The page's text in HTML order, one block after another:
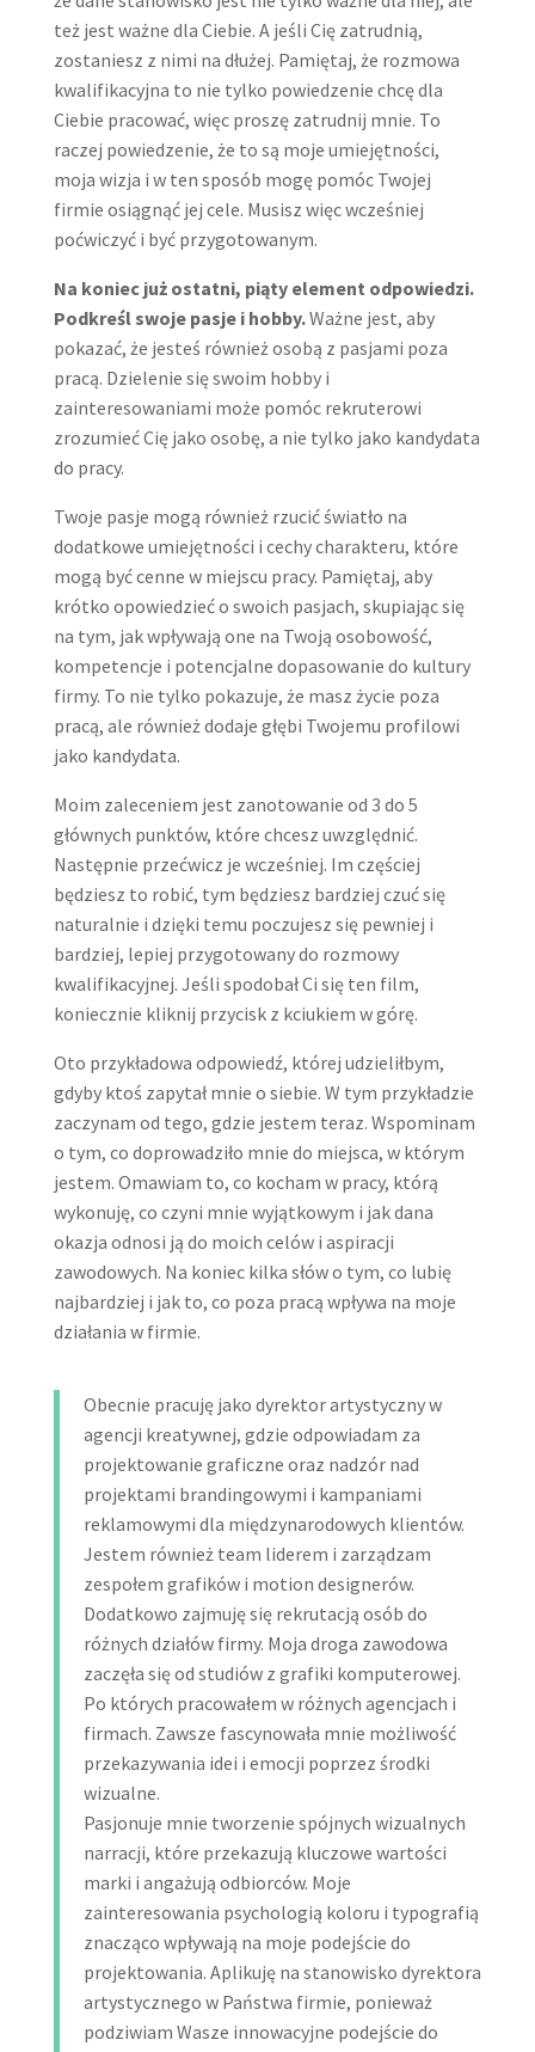
też jest ważne dla Ciebie. A jeśli Cię zatrudnią,
zostaniesz z nimi na dłużej. Pamiętaj, że rozmowa
kwalifikacyjna to nie tylko powiedzenie chcę dla
Ciebie pracować, więc proszę zatrudnij mnie. To
raczej powiedzenie, że to są moje umiejętności,
moja wizja i w ten sposób mogę pomóc Twojej
firmie osiągnąć jej cele. Musisz więc wcześniej
poćwiczyć i być przygotowanym.
Na koniec już ostatni, piąty element odpowiedzi.
Podkreśl swoje pasje i hobby.Ważne jest, aby
pokazać, że jesteś również osobą z pasjami poza
pracą. Dzielenie się swoim hobby i
zainteresowaniami może pomóc rekruterowi
zrozumieć Cię jako osobę, a nie tylko jako kandydata
do pracy.
Twoje pasje mogą również rzucić światło na
dodatkowe umiejętności i cechy charakteru, które
mogą być cenne w miejscu pracy. Pamiętaj, aby
krótko opowiedzieć o swoich pasjach, skupiając się
na tym, jak wpływają one na Twoją osobowość,
kompetencje i potencjalne dopasowanie do kultury
firmy. To nie tylko pokazuje, że masz życie poza
pracą, ale również dodaje głębi Twojemu profilowi
jako kandydata.
Moim zaleceniem jest zanotowanie od 3 do 5
głównych punktów, które chcesz uwzględnić.
Następnie przećwicz je wcześniej. Im częściej
będziesz to robić, tym będziesz bardziej czuć się
naturalnie i dzięki temu poczujesz się pewniej i
bardziej, lepiej przygotowany do rozmowy
kwalifikacyjnej. Jeśli spodobał Ci się ten film,
koniecznie kliknij przycisk z kciukiem w górę.
Oto przykładowa odpowiedź, której udzieliłbym,
gdyby ktoś zapytał mnie o siebie. W tym przykładzie
zaczynam od tego, gdzie jestem teraz. Wspominam
o tym, co doprowadziło mnie do miejsca, w którym
jestem. Omawiam to, co kocham w pracy, którą
wykonuję, co czyni mnie wyjątkowym i jak dana
okazja odnosi ją do moich celów i aspiracji
zawodowych. Na koniec kilka słów o tym, co lubię
najbardziej i jak to, co poza pracą wpływa na moje
działania w firmie.
Obecnie pracuję jako dyrektor artystyczny w
agencji kreatywnej, gdzie odpowiadam za
projektowanie graficzne oraz nadzór nad
projektami brandingowymi i kampaniami
reklamowymi dla międzynarodowych klientów.
Jestem również team liderem i zarządzam
zespołem grafików i motion designerów.
Dodatkowo zajmuję się rekrutacją osób do
różnych działów firmy. Moja droga zawodowa
zaczęła się od studiów z grafiki komputerowej.
Po których pracowałem w różnych agencjach i
firmach. Zawsze fascynowała mnie możliwość
przekazywania idei i emocji poprzez środki
wizualne.
Pasjonuje mnie tworzenie spójnych wizualnych
narracji, które przekazują kluczowe wartości
marki i angażują odbiorców. Moje
zainteresowania psychologią koloru i typografią
znacząco wpływają na moje podejście do
projektowania. Aplikuję na stanowisko dyrektora
artystycznego w Państwa firmie, ponieważ
podziwiam Wasze innowacyjne podejście do